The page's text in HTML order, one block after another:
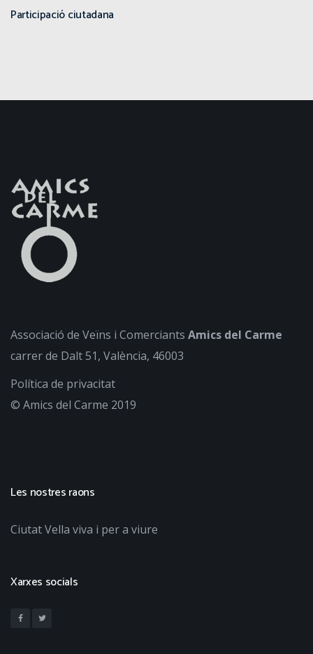
Participació ciutadana
Associació de Veïns i Comerciants Amics del Carme
carrer de Dalt 51, València, 46003
Política de privacitat
© Amics del Carme 2019
Les nostres raons
Ciutat Vella viva i per a viure
Xarxes socials